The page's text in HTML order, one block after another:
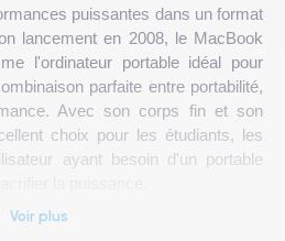
puissantes dans un format
lancement en 2008, le MacBook
l'ordinateur portable idéal pour
parfaite entre portabilité,
Avec son corps fin et son
choix pour les étudiants, les
ayant besoin d'un portable
Voir plus